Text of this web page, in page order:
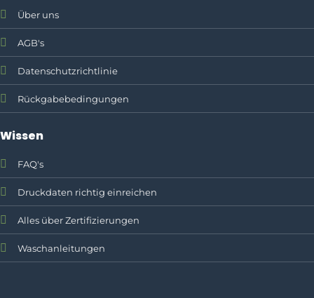
Über uns
AGB's
Datenschutzrichtlinie
Rückgabebedingungen
Wissen
FAQ's
Druckdaten richtig einreichen
Alles über Zertifizierungen
Waschanleitungen